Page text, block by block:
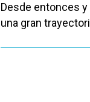
Desde entonces
una gran